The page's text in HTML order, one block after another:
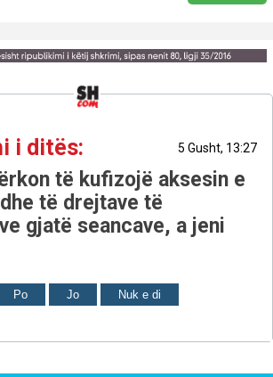
i ditës: 5 Gusht, 13:27
të kufizojë aksesin e
të drejtave të
gjatë seancave, a jeni
Po Jo Nuk e di